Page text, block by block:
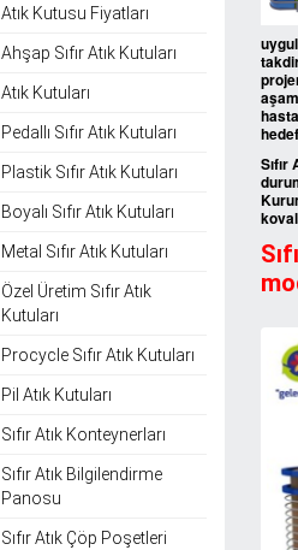
Atık Kutusu Fiyatları
Ahşap Sıfır Atık Kutuları
Atık Kutuları
Pedallı Sıfır Atık Kutuları
Plastik Sıfır Atık Kutuları
Boyalı Sıfır Atık Kutuları
Metal Sıfır Atık Kutuları
Özel Üretim Sıfır Atık
Kutuları
Procycle Sıfır Atık Kutuları
Pil Atık Kutuları
Sıfır Atık Konteynerları
Sıfır Atık Bilgilendirme
Panosu
Sıfır Atık Çöp Poşetleri